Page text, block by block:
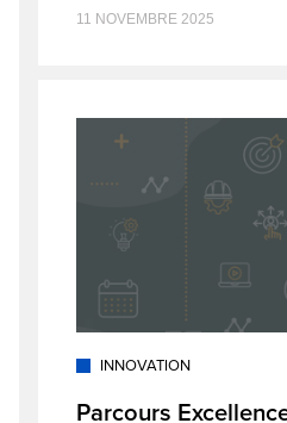
11 NOVEMBRE 2025
INNOVATION
Parcours